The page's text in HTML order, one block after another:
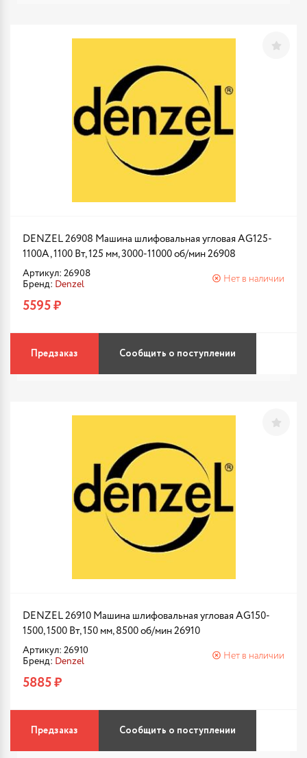
DENZEL 26908 Машина шлифовальная угловая AG125-
1100A, 1100 Вт, 125 мм, 3000-11000 об/мин 26908
Артикул: 26908
Бренд: Denzel
Нет в наличии
5595 ₽
Предзаказ Сообщить о поступлении
DENZEL 26910 Машина шлифовальная угловая AG150-
1500, 1500 Вт, 150 мм, 8500 об/мин 26910
Артикул: 26910
Бренд: Denzel
Нет в наличии
5885 ₽
Предзаказ Сообщить о поступлении